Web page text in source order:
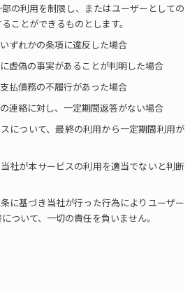
の利用を制限し、またはユーザーとしての
ことができるものとします。
ずれかの条項に違反した場合
虚偽の事実があることが判明した場合
払債務の不履行があった場合
連絡に対し、一定期間返答がない場合
について、最終の利用から一定期間利用が
社が本サービスの利用を適当でないと判断
に基づき当社が行った行為によりユーザー
ついて、一切の責任を負いません。